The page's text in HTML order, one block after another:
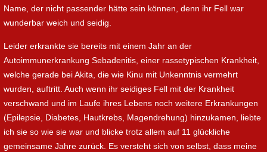
Name, der nicht passender hätte sein können, denn ihr Fell war
wunderbar weich und seidig.
Leider erkrankte sie bereits mit einem Jahr an der
Autoimmunerkrankung Sebadenitis, einer rassetypischen Krankheit,
welche gerade bei Akita, die wie Kinu mit Unkenntnis vermehrt
wurden, auftritt. Auch wenn ihr seidiges Fell mit der Krankheit
verschwand und im Laufe ihres Lebens noch weitere Erkrankungen
(Epilepsie, Diabetes, Hautkrebs, Magendrehung) hinzukamen, liebte
ich sie so wie sie war und blicke trotz allem auf 11 glückliche
gemeinsame Jahre zurück. Es versteht sich von selbst, dass meine